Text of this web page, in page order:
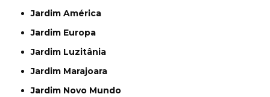
Jardim América
Jardim Europa
Jardim Luzitânia
Jardim Marajoara
Jardim Novo Mundo